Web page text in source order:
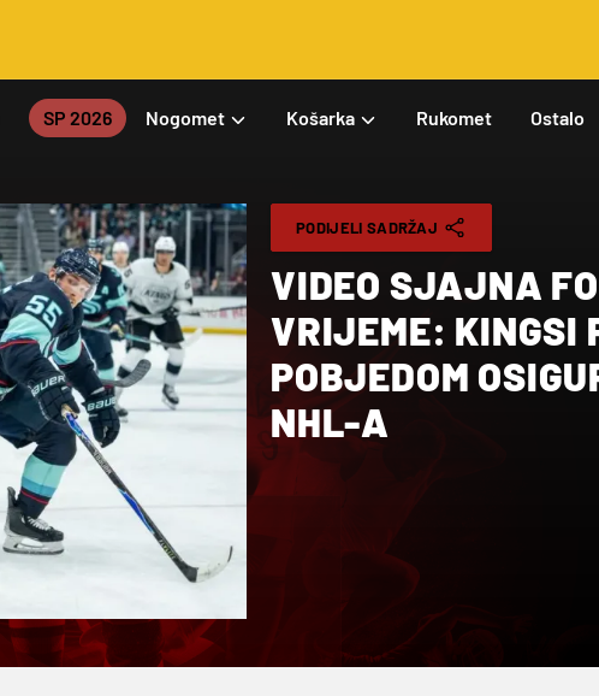
SP 2026 Nogomet Košarka Rukomet Ostalo
PODIJELI SADRŽAJ
VIDEO SJAJNA
VRIJEME: KINGSI
POBJEDOM
NHL-A